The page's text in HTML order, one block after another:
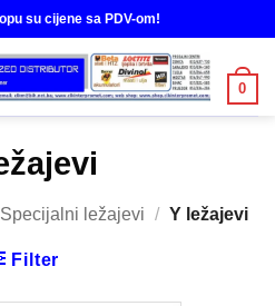
su cijene sa PDV-om!
0
Specijalni ležajevi / Y ležajevi
Filter